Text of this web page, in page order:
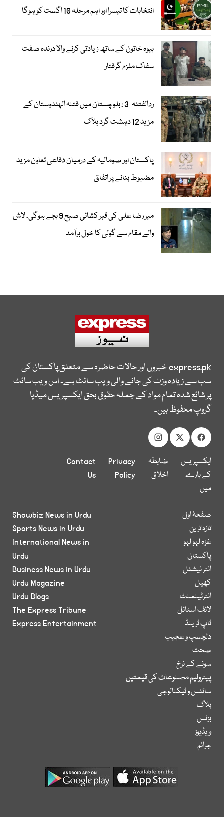
انتخابات کا تیسرا اور اہم مرحلہ 10 اگست کو ہوگا
بیوہ خاتون کے ساتھ زیادتی کرنے والا درندہ صفت
سفاک ملزم گرفتار
ردالفتنہ-3 : بلوچستان میں فتنہ الہندوستان کے
مزید 12 دہشت گرد ہلاک
پاکستان اور صومالیہ کے درمیان دفاعی تعاون مزید
مضبوط بنانے پر اتفاق
میر رضا علی کی قبر کشائی صبح 9 بجے ہوگی، لاش
والے مقام سے گولی کا خول برآمد
express.pkخبروں اور حالات حاضرہ سے متعلق پاکستان کی
سب سے زیادہ وزٹ کی جانے والی ویب سائٹ ہے۔ اس ویب سائٹ
پر شائع شدہ تمام مواد کے جملہ حقوق بحق ایکسپریس میڈیا
گروپ محفوظ ہیں۔
ایکسپریس
کے بارے
میں
ضابطہ
اخلاق
Privacy
Policy
Contact
Us
صفحۂ اول
تازہ ترین
غزہ لہو لہو
پاکستان
انٹر نیشنل
کھیل
انٹرٹینمنٹ
لائف اسٹائل
ٹاپ ٹرینڈ
دلچسپ و عجیب
صحت
سونے کے نرخ
پیٹرولیم مصنوعات کی قیمتیں
سائنس و ٹیکنالوجی
بلاگ
بزنس
ویڈیوز
جرائم
Showbiz News in Urdu
Sports News in Urdu
International News in
Urdu
Business News in Urdu
Urdu Magazine
Urdu Blogs
The Express Tribune
Express Entertainment